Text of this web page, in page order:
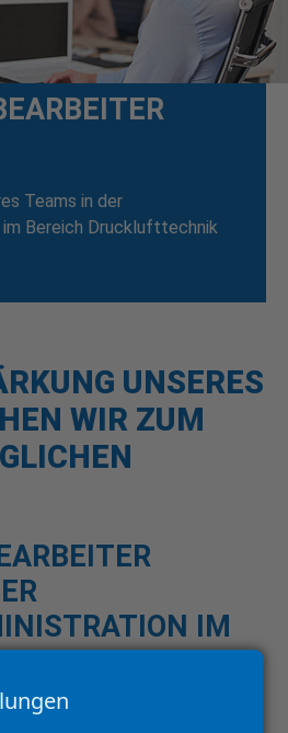
Teams in der
Bereich Drucklufttechnik
UNSERES
WIR ZUM
IM